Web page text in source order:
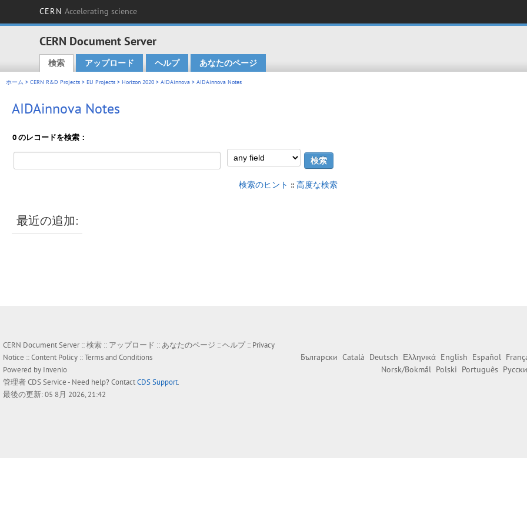
CERN Accelerating science
CERN Document Server
Main menu
検索 アップロード ヘルプ あなたのページ
ホーム > CERN R&D Projects > EU Projects > Horizon 2020 > AIDAinnova > AIDAinnova Notes
AIDAinnova Notes
0 のレコードを検索：
検索のヒント :: 高度な検索
最近の追加:
CERN Document Server ::検索 :: アップロード ::あなたのページ ::ヘルプ:: Privacy
Notice ::Content Policy ::Terms and Conditions
Powered by Invenio
管理者CDS Service- Need help? ContactCDS Support.
最後の更新: 05 8月 2026, 21:42
Български Català Deutsch Ελληνικά English Español
Norsk/Bokmål Polski Português